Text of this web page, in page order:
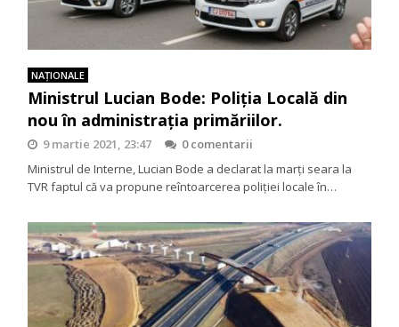
NAŢIONALE
Ministrul Lucian Bode: Poliția Locală din
nou în administrația primăriilor.
9 martie 2021, 23:47
0 comentarii
Ministrul de Interne, Lucian Bode a declarat la marți seara la
TVR faptul că va propune reîntoarcerea poliției locale în…